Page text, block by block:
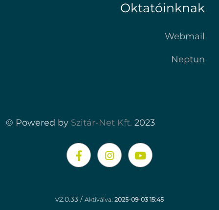
Oktatóinknak
Webmail
Neptun
© Powered by Szitár-Net Kft. 2023
v2.0.33 / Aktiválva: 2025-09-03 15:45